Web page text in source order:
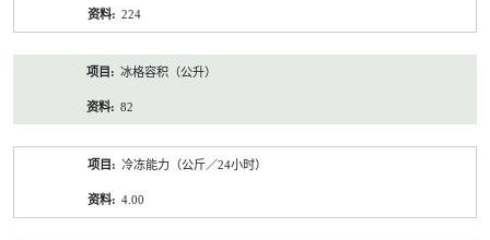
224
冰格容积（公升）
82
冷冻能力（公斤／24小时）
4.00